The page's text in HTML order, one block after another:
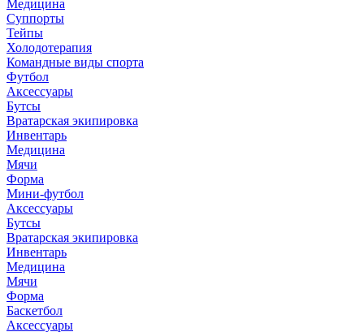
Медицина
Суппорты
Тейпы
Холодотерапия
Командные виды спорта
Футбол
Аксессуары
Бутсы
Вратарская экипировка
Инвентарь
Медицина
Мячи
Форма
Мини-футбол
Аксессуары
Бутсы
Вратарская экипировка
Инвентарь
Медицина
Мячи
Форма
Баскетбол
Аксессуары